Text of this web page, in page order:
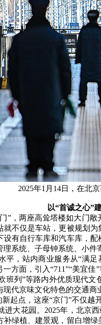
2025年1月14日，在北
以“首诚之心”
两座高耸塔楼如大门敞
不仅是车站，更被规划
有自行车库和汽车库，
系统、子母钟系统、小
，站内商业服务从“满足
方面，引入“711”“美宜
班列”等路内外优质现代
代京味文化特色的交通商
点，这座“京门”不仅越
花园。2025年，北京西
补绿植、建景观，留白增